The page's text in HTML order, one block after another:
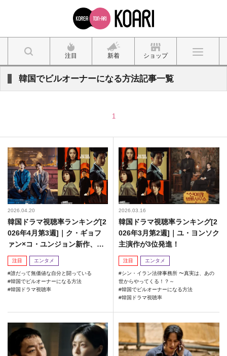
注目 新着 ショップ
韓国でビルオーナーになる方法記事一覧
1
2026.04.20
韓国ドラマ視聴率ランキング[2
026年4月第3週]｜ク・ギョフ
ァン×コ・ユンジョン新作、初
回視聴率は？
注目 エンタメ
誰だって無価値な自分と闘っている
韓国でビルオーナーになる方法
韓国ドラマ視聴率
2026.03.16
韓国ドラマ視聴率ランキング[2
026年3月第2週]｜ユ・ヨンソク
主演作が3位発進！
注目 エンタメ
シン・イラン法律事務所 〜真実は、あの
世からやってくる！？～
韓国でビルオーナーになる方法
韓国ドラマ視聴率